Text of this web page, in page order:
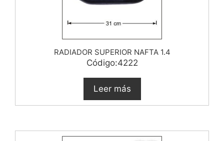
RADIADOR SUPERIOR NAFTA 1.4
Código:4222
Leer más